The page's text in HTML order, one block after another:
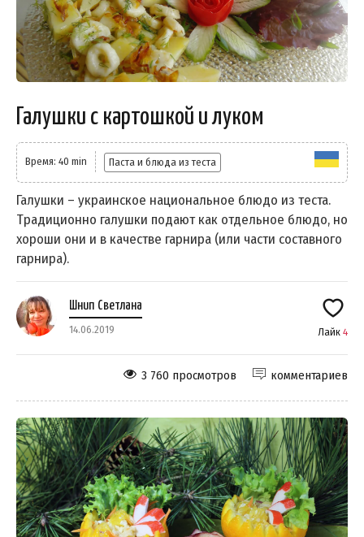
Галушки с картошкой и луком
Время: 40 min Паста и блюда из теста
Галушки – украинское национальное блюдо из теста.
Традиционно галушки подают как отдельное блюдо, но
хороши они и в качестве гарнира (или части составного
гарнира).
Шнип Светлана
14.06.2019 Лайк 4
комментариев
3 760 просмотров